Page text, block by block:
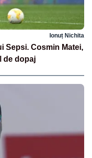
Ionuț Nichita
Sepsi. Cosmin Matei,
de dopaj